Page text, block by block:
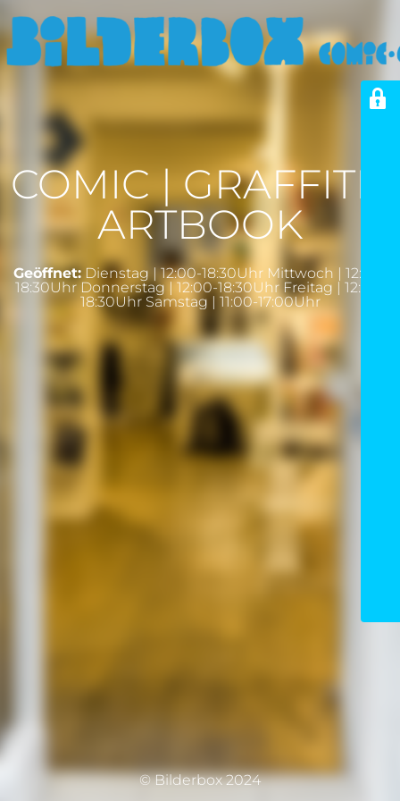
COMIC | GRAFFITI |
ARTBOOK
Geöffnet: Dienstag | 12:00-18:30Uhr Mittwoch | 12:00-
18:30Uhr Donnerstag | 12:00-18:30Uhr Freitag | 12:00-
18:30Uhr Samstag | 11:00-17:00Uhr
© Bilderbox 2024